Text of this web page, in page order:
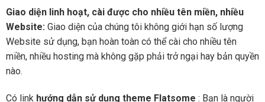
Giao diện linh hoạt, cài được cho nhiều tên miền, nhiều
Website: Giao diện của chúng tôi không giới hạn số lượng
Website sử dụng, bạn hoàn toàn có thể cài cho nhiều tên
miền, nhiều hosting mà không gặp phải trở ngại hay bản quyền
nào.
Có link hướng dẫn sử dụng theme Flatsome : Bạn là người